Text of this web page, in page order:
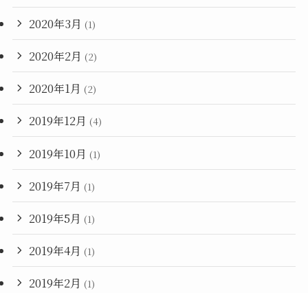
2020年3月 (1)
2020年2月 (2)
2020年1月 (2)
2019年12月 (4)
2019年10月 (1)
2019年7月 (1)
2019年5月 (1)
2019年4月 (1)
2019年2月 (1)